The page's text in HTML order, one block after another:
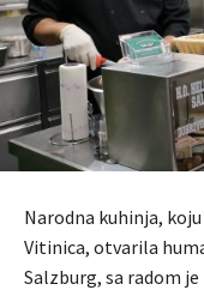
Narodna kuhinja,
Vitinica, otvarila
Salzburg, sa radom